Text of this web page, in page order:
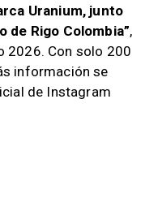
Uranium, junto
de Rigo Colombia”,
2026. Con solo 200
información se
de Instagram